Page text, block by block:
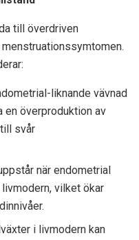
till överdriven
liknande vävnad
en överproduktion av
svår
när endometrial
vilket ökar
i livmodern kan